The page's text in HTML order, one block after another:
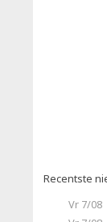
Recentste
Vr 7/08